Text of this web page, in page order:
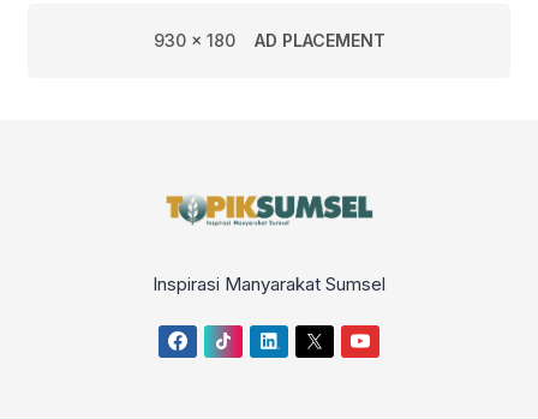
930 x 180 AD PLACEMENT
Inspirasi Manyarakat Sumsel